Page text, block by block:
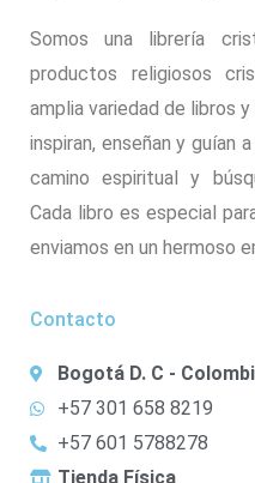
Somos una librería
productos religiosos
amplia variedad de libros
inspiran, enseñan y guían
camino espiritual y
Cada libro es especial
enviamos en un hermoso
Contacto
Bogotá D. C -
+57 301 658 8219
+57 601 5788278
Tienda Física